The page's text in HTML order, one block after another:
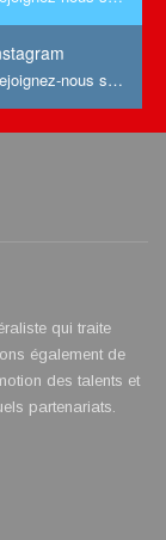
Rejoignez-nous sur Instagram
qui traite
également de
des talents et
partenariats.